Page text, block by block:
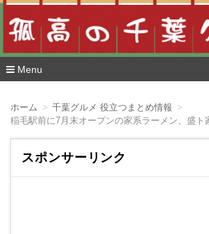
Menu
ホーム
千葉グルメ 役立つまとめ情報
稲毛駅前に7月末オープンの家系ラーメン、盛
スポンサーリンク